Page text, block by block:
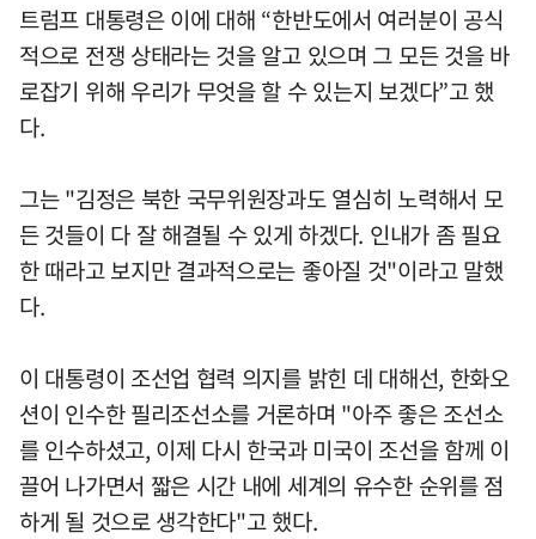
트럼프 대통령은 이에 대해 “한반도에서 여러분이 공식
적으로 전쟁 상태라는 것을 알고 있으며 그 모든 것을 바
로잡기 위해 우리가 무엇을 할 수 있는지 보겠다”고 했
다.
그는 "김정은 북한 국무위원장과도 열심히 노력해서 모
든 것들이 다 잘 해결될 수 있게 하겠다. 인내가 좀 필요
한 때라고 보지만 결과적으로는 좋아질 것"이라고 말했
다.
이 대통령이 조선업 협력 의지를 밝힌 데 대해선, 한화오
션이 인수한 필리조선소를 거론하며 "아주 좋은 조선소
를 인수하셨고, 이제 다시 한국과 미국이 조선을 함께 이
끌어 나가면서 짧은 시간 내에 세계의 유수한 순위를 점
하게 될 것으로 생각한다"고 했다.